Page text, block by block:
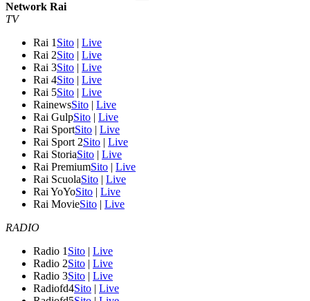
Network Rai
TV
Rai 1 Sito | Live
Rai 2Sito | Live
Rai 3Sito | Live
Rai 4Sito | Live
Rai 5Sito | Live
RainewsSito | Live
Rai GulpSito | Live
Rai SportSito | Live
Rai Sport 2Sito | Live
Rai StoriaSito | Live
Rai PremiumSito | Live
Rai ScuolaSito | Live
Rai YoYoSito | Live
Rai MovieSito | Live
RADIO
Radio 1 Sito | Live
Radio 2Sito | Live
Radio 3Sito | Live
Radiofd4Sito | Live